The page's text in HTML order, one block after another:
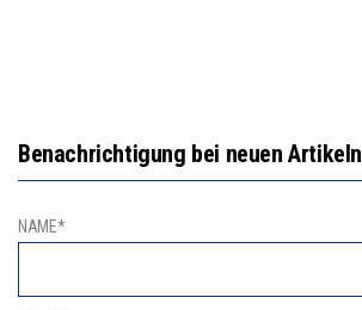
Benachrichtigung bei neuen Artikeln
NAME*